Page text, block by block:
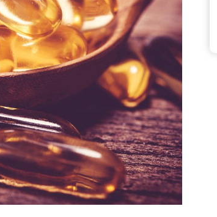
de
il ?
il
du
moins
Grossesse et chaleur : ce
que dit la science
Le smartphone nuit-il à
l'apprentissage de la
lecture ?
Mordue par une tique en
vacances, elle reste dans
le coma pendant 42 jours